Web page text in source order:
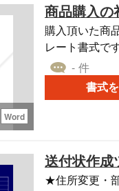
Word
商品購入の
購入頂いた商
レート書式で
ざいましたら
う。ダウンロ
- 件
書式
送付状作成
★住所変更・